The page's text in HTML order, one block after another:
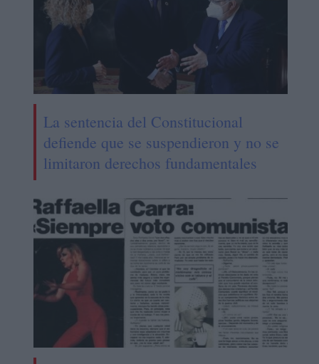
La sentencia del Constitucional
defiende que se suspendieron y no se
limitaron derechos fundamentales